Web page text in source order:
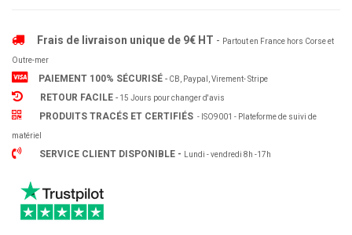
Frais de livraison unique de 9€ HT - Partout en France hors Corse et
Outre-mer
PAIEMENT 100% SÉCURISÉ - CB, Paypal, Virement- Stripe
RETOUR FACILE - 15 Jours pour changer d'avis
PRODUITS TRACÉS ET CERTIFIÉS - ISO9001 - Plateforme de suivi de
matériel
SERVICE CLIENT DISPONIBLE - Lundi - vendredi 8h -17h